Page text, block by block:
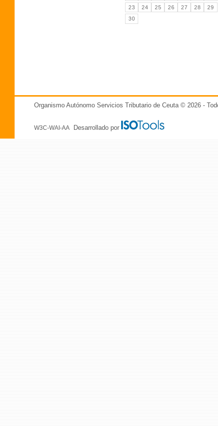
23
24 25 26 27 28
29
30
Organismo Autónomo Servicios Tributario de Ceuta © 2026 -
W3C-WAI-AA Desarrollado por